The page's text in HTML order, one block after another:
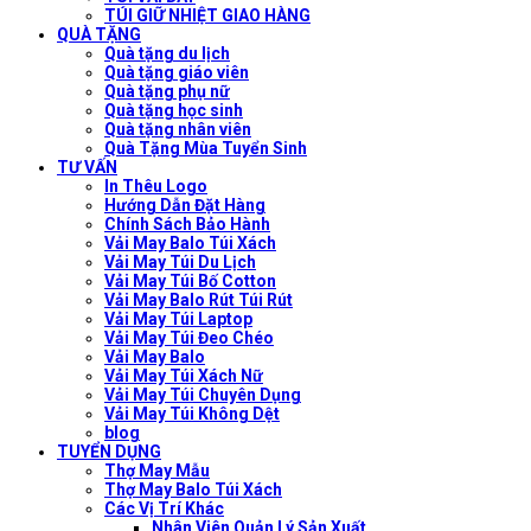
TÚI GIỮ NHIỆT GIAO HÀNG
QUÀ TẶNG
Quà tặng du lịch
Quà tặng giáo viên
Quà tặng phụ nữ
Quà tặng học sinh
Quà tặng nhân viên
Quà Tặng Mùa Tuyển Sinh
TƯ VẤN
In Thêu Logo
Hướng Dẫn Đặt Hàng
Chính Sách Bảo Hành
Vải May Balo Túi Xách
Vải May Túi Du Lịch
Vải May Túi Bố Cotton
Vải May Balo Rút Túi Rút
Vải May Túi Laptop
Vải May Túi Đeo Chéo
Vải May Balo
Vải May Túi Xách Nữ
Vải May Túi Chuyên Dụng
Vải May Túi Không Dệt
blog
TUYỂN DỤNG
Thợ May Mẫu
Thợ May Balo Túi Xách
Các Vị Trí Khác